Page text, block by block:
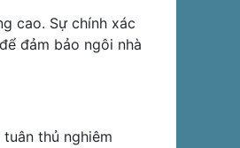
cao. Sự chính xác
đảm bảo ngôi nhà
thủ nghiêm